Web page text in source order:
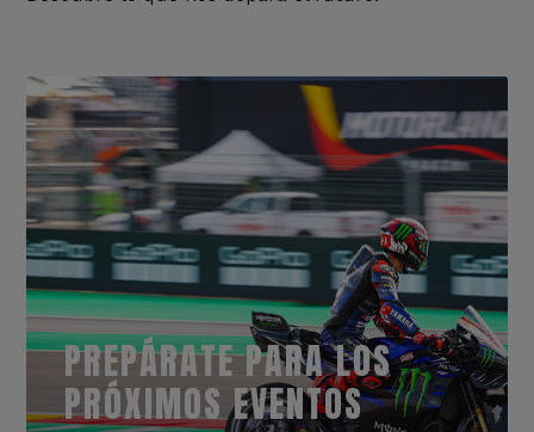
PREPÁRATE PARA LOS
PRÓXIMOS EVENTOS